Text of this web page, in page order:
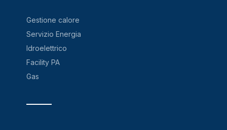
Gestione calore
Servizio Energia
Idroelettrico
Facility PA
Gas